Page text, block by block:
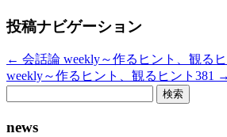
投稿ナビゲーション
← 会話論 weekly～作るヒント、観る
weekly～作るヒント、観るヒント381 →
news